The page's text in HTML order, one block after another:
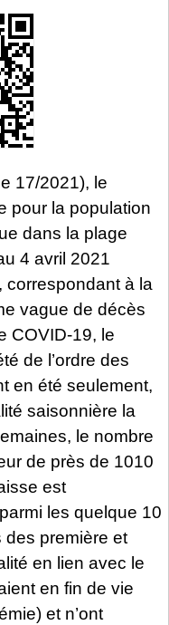
17/2021), le
pour la population
dans la plage
4 avril 2021
correspondant à la
vague de décès
COVID-19, le
de l’ordre des
en été seulement,
saisonnière la
le nombre
de près de 1010
est
les quelque 10
première et
en lien avec le
en fin de vie
et n’ont